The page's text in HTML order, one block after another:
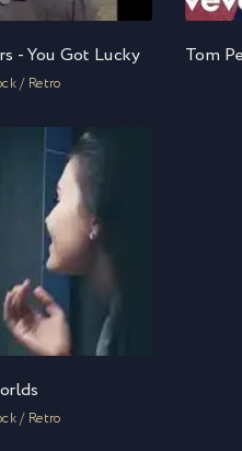
- You Got Lucky
/ Retro
/ Retro